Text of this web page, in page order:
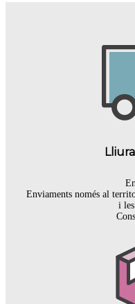
Enviaments només al
i